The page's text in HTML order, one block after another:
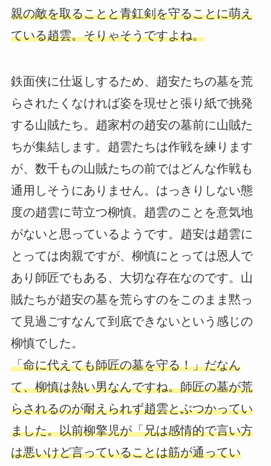
親の敵を取ることと青釭剣を守ることに萌え
ている趙雲。そりゃそうですよね。
鉄面侠に仕返しするため、趙安たちの墓を荒
らされたくなければ姿を現せと張り紙で挑発
する山賊たち。趙家村の趙安の墓前に山賊た
ちが集結します。趙雲たちは作戦を練ります
が、数千もの山賊たちの前ではどんな作戦も
通用しそうにありません。はっきりしない態
度の趙雲に苛立つ柳慎。趙雲のことを意気地
がないと思っているようです。趙安は趙雲に
とっては肉親ですが、柳慎にとっては恩人で
あり師匠でもある、大切な存在なのです。山
賊たちが趙安の墓を荒らすのをこのまま黙っ
て見過ごすなんて到底できないという感じの
柳慎でした。
「命に代えても師匠の墓を守る！」だなん
て、柳慎は熱い男なんですね。師匠の墓が荒
らされるのが耐えられず趙雲とぶつかってい
ました。以前柳擎児が「兄は感情的で言い方
は悪いけど言っていることは筋が通ってい